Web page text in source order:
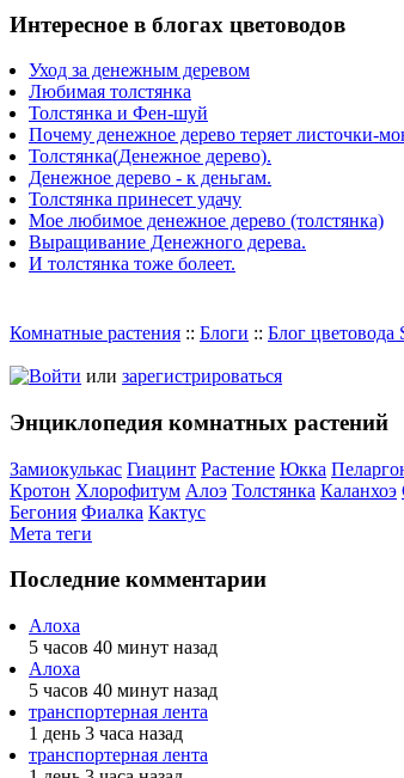
Интересное в блогах цветоводов
Уход за денежным деревом
Любимая толстянка
Толстянка и Фен-шуй
Почему денежное дерево теряет листочки-
Толстянка(Денежное дерево).
Денежное дерево - к деньгам.
Толстянка принесет удачу
Мое любимое денежное дерево (толстянка)
Выращивание Денежного дерева.
И толстянка тоже болеет.
Комнатные растения :: Блоги :: Блог цветовода
Войти или зарегистрироваться
Энциклопедия комнатных растений
Замиокулькас Гиацинт Растение Юкка
Кротон Хлорофитум Алоэ Толстянка Каланхоэ
Бегония Фиалка Кактус
Мета теги
Последние комментарии
Алоха
5 часов 40 минут назад
Алоха
5 часов 40 минут назад
транспортерная лента
1 день 3 часа назад
транспортерная лента